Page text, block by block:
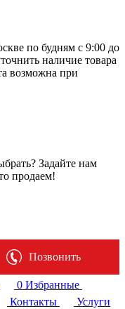
по будням с 9:00 до
наличие товара
возможна при
Задайте нам
продаем!
Позвонить
0 Избранные
Контакты
Услуги